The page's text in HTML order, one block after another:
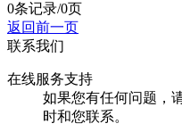
0条记录/0页
返回前一页
联系我们
在线服务支持
如果您有任何问题，
时和您联系。